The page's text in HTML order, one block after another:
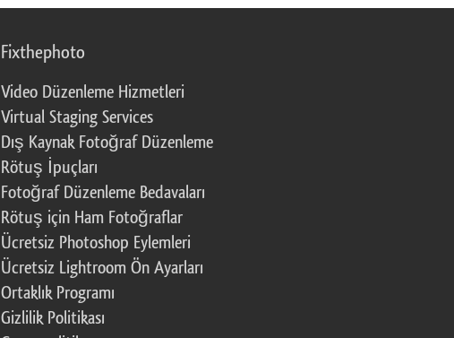
Fixthephoto
Video Düzenleme Hizmetleri
Virtual Staging Services
Dış Kaynak Fotoğraf Düzenleme
Rötuş İpuçları
Fotoğraf Düzenleme Bedavaları
Rötuş için Ham Fotoğraflar
Ücretsiz Photoshop Eylemleri
Ücretsiz Lightroom Ön Ayarları
Ortaklık Programı
Gizlilik Politikası